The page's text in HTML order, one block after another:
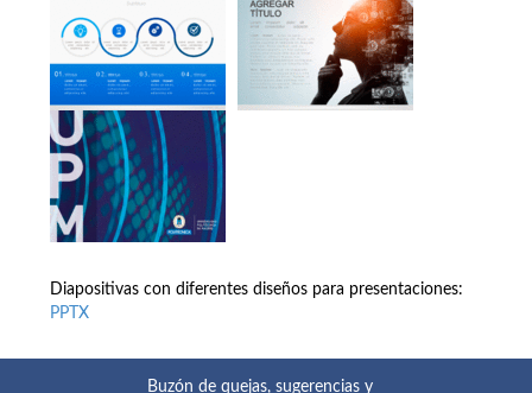
Diapositivas con diferentes diseños para presentaciones:
PPTX
Buzón de quejas, sugerencias y